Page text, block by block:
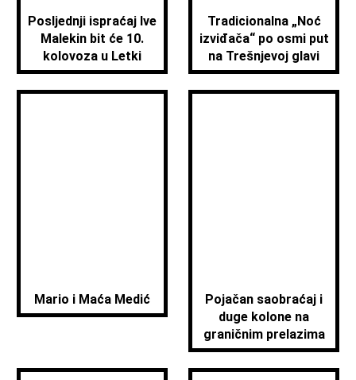
Posljednji ispraćaj Ive
Malekin bit će 10.
kolovoza u Letki
Tradicionalna „Noć
izviđača“ po osmi put
na Trešnjevoj glavi
Mario i Maća Medić
Pojačan saobraćaj i
duge kolone na
graničnim prelazima